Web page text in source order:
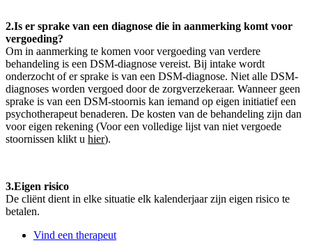
2.Is er sprake van een diagnose die in aanmerking komt voor
vergoeding?
Om in aanmerking te komen voor vergoeding van verdere
behandeling is een DSM-diagnose vereist. Bij intake wordt
onderzocht of er sprake is van een DSM-diagnose. Niet alle DSM-
diagnoses worden vergoed door de zorgverzekeraar. Wanneer geen
sprake is van een DSM-stoornis kan iemand op eigen initiatief een
psychotherapeut benaderen. De kosten van de behandeling zijn dan
voor eigen rekening (Voor een volledige lijst van niet vergoede
stoornissen klikt u hier).
3.Eigen risico
De cliënt dient in elke situatie elk kalenderjaar zijn eigen risico te
betalen.
Vind een therapeut